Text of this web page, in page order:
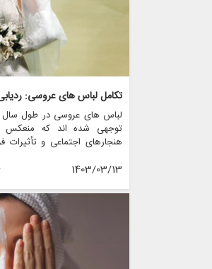
لباس های عروسی در طول
توجهی شده اند که منعکس
هنجارهای اجتماعی و
چرخچی بابل، عروس های
تحول مد لباس عروس با طیف
1403/03/13